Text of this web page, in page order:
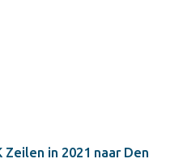
Zeilen in 2021 naar Den